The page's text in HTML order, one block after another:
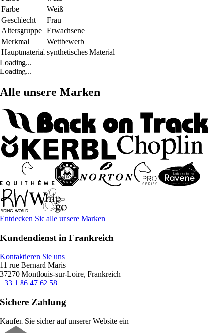
Farbe
Weiß
Geschlecht
Frau
Altersgruppe
Erwachsene
Merkmal
Wettbewerb
Hauptmaterial synthetisches Material
Loading...
Loading...
Alle unsere Marken
Entdecken Sie alle unsere Marken
Kundendienst in Frankreich
Kontaktieren Sie uns
11 rue Bernard Maris
37270 Montlouis-sur-Loire, Frankreich
+33 1 86 47 62 58
Sichere Zahlung
Kaufen Sie sicher auf unserer Website ein